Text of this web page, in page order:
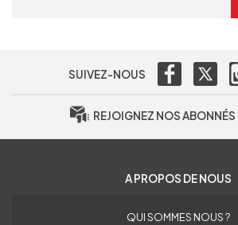
SUIVEZ-NOUS
REJOIGNEZ NOS ABONNÉS
A PROPOS DE NOUS
QUI SOMMES NOUS ?